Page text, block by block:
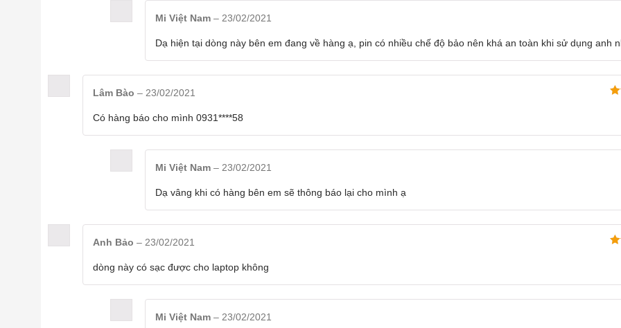
Song song với đó nhà sản xuất cũng chi tiết thêm cho 70mai Jump Starter Max Midrive PS06
điện năng cho (camera hành trình, tủ lạnh mini, đèn phát sáng, thiết bị ô tô và nhiều dòng sản
khác cần đến nguồn điện từ tẩu sạc)
Mi Việt Nam – 23/02/2021
Dạ hiện tại dòng này bên em đang về hàng ạ, pin có nhiều chế độ bảo nên khá an toàn khi sử dụng anh
Lâm Bào – 23/02/2021
Có hàng báo cho mình 0931****58
Mi Việt Nam – 23/02/2021
Dạ vâng khi có hàng bên em sẽ thông báo lại cho mình ạ
Anh Bảo – 23/02/2021
dòng này có sạc được cho laptop không
Mi Việt Nam – 23/02/2021